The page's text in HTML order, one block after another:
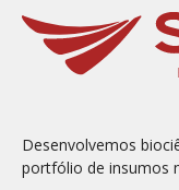
Desenvolvemos
portfólio de insumos